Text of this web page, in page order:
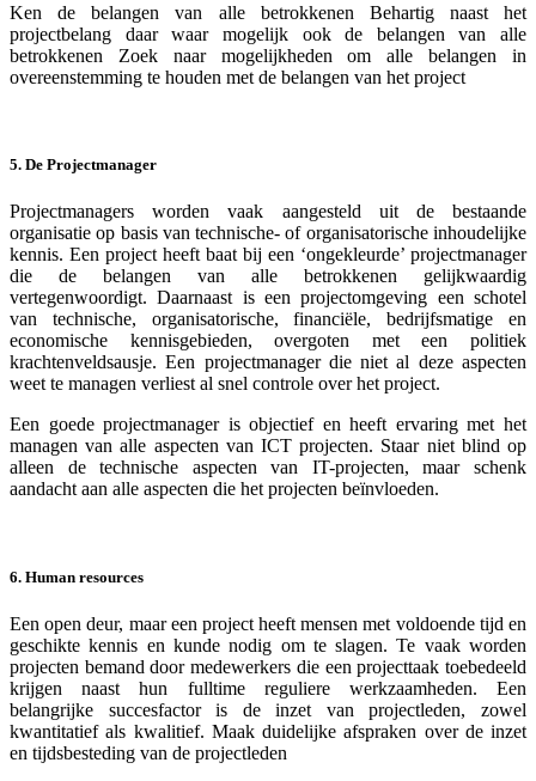
Ken de belangen van alle betrokkenen Behartig naast het
projectbelang daar waar mogelijk ook de belangen van alle
betrokkenen Zoek naar mogelijkheden om alle belangen in
overeenstemming te houden met de belangen van het project
5. De Projectmanager
Projectmanagers worden vaak aangesteld uit de bestaande
organisatie op basis van technische- of organisatorische inhoudelijke
kennis. Een project heeft baat bij een ‘ongekleurde’ projectmanager
die de belangen van alle betrokkenen gelijkwaardig
vertegenwoordigt. Daarnaast is een projectomgeving een schotel
van technische, organisatorische, financiële, bedrijfsmatige en
economische kennisgebieden, overgoten met een politiek
krachtenveldsausje. Een projectmanager die niet al deze aspecten
weet te managen verliest al snel controle over het project.
Een goede projectmanager is objectief en heeft ervaring met het
managen van alle aspecten van ICT projecten. Staar niet blind op
alleen de technische aspecten van IT-projecten, maar schenk
aandacht aan alle aspecten die het projecten beïnvloeden.
6. Human resources
Een open deur, maar een project heeft mensen met voldoende tijd en
geschikte kennis en kunde nodig om te slagen. Te vaak worden
projecten bemand door medewerkers die een projecttaak toebedeeld
krijgen naast hun fulltime reguliere werkzaamheden. Een
belangrijke succesfactor is de inzet van projectleden, zowel
kwantitatief als kwalitief. Maak duidelijke afspraken over de inzet
en tijdsbesteding van de projectleden